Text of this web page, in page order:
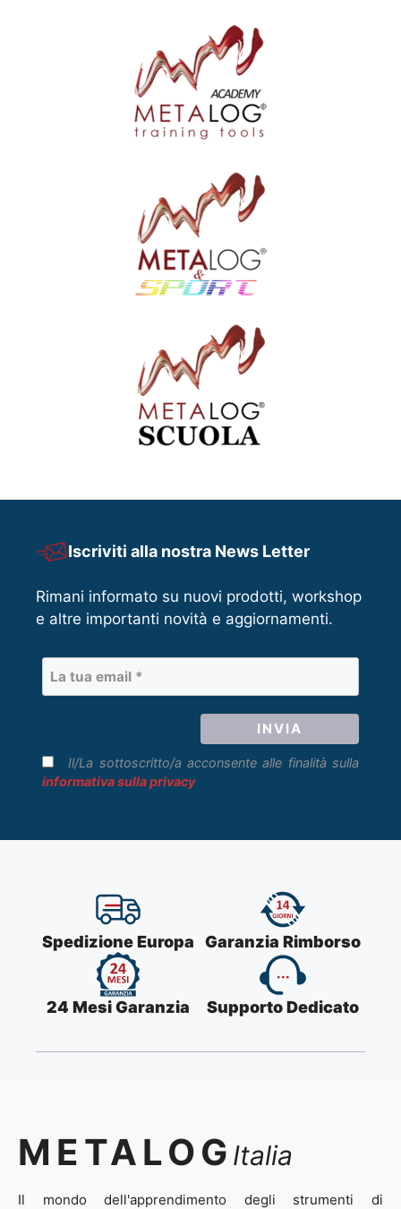
Iscriviti alla nostra News Letter
Rimani informato su nuovi prodotti, workshop
e altre importanti novità e aggiornamenti.
Il/La sottoscritto/a acconsente alle finalità sulla
informativa sulla privacy
Spedizione Europa Garanzia Rimborso
24 Mesi Garanzia Supporto Dedicato
METALOG Italia
Il mondo dell'apprendimento degli strumenti di